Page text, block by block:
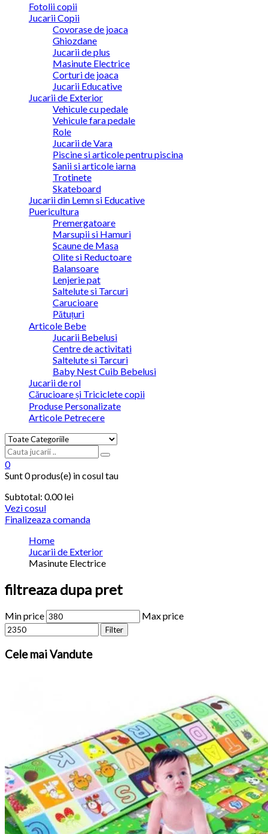
Fotolii copii
Jucarii Copii
Covorase de joaca
Ghiozdane
Jucarii de plus
Masinute Electrice
Corturi de joaca
Jucarii Educative
Jucarii de Exterior
Vehicule cu pedale
Vehicule fara pedale
Role
Jucarii de Vara
Piscine si articole pentru piscina
Sanii si articole iarna
Trotinete
Skateboard
Jucarii din Lemn si Educative
Puericultura
Premergatoare
Marsupii si Hamuri
Scaune de Masa
Olite si Reductoare
Balansoare
Lenjerie pat
Saltelute si Tarcuri
Carucioare
Pătuțuri
Articole Bebe
Jucarii Bebelusi
Centre de activitati
Saltelute si Tarcuri
Baby Nest Cuib Bebelusi
Jucarii de rol
Cărucioare și Triciclete copii
Produse Personalizate
Articole Petrecere
0
Sunt0 produs(e) in cosul tau
Subtotal: 0.00lei
Vezi cosul
Finalizeaza comanda
Home
Jucarii de Exterior
Masinute Electrice
filtreaza dupa pret
Min price Max price
Filter
Celemai Vandute